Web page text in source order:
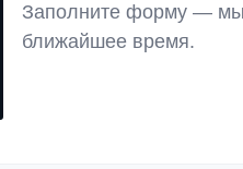
Заполните форму —
ближайшее время.